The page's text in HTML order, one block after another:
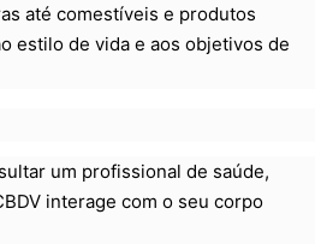
até comestíveis e produtos
estilo de vida e aos objetivos de
um profissional de saúde,
interage com o seu corpo